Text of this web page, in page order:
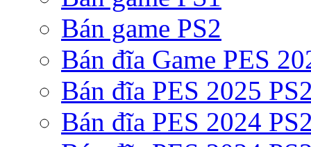
Bán game PS2
Bán đĩa Game PES
Bán đĩa PES 2025
Bán đĩa PES 2024